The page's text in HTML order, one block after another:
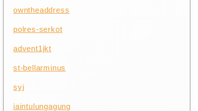
owntheaddress
polres-serkot
advent1jkt
st-bellarminus
syj
iaintulungagung